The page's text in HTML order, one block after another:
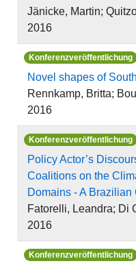
Jänicke, Martin;
2016
Konferenzveröffentlichung
Novel shapes of
Rennkamp, Britta;
2016
Konferenzveröffentlichung
Policy Actor’s
Coalitions on the
Domains - A Brazilian
Fatorelli, Leandra; Di
2016
Konferenzveröffentlichung